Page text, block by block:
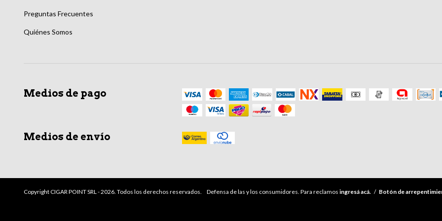
Preguntas Frecuentes
Quiénes Somos
Medios de pago
Medios de envío
Copyright CIGAR POINT SRL - 2026. Todos los derechos reservados. Defensa de las y los consumidores. Para reclamos ingresá acá. / Botón de